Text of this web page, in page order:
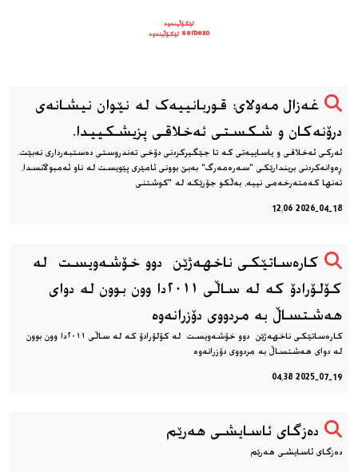
لێکۆڵینەوە
serbexo لێکۆڵینەوە
غەزال مەولای؛ قوربانییەک لە نێوان نیشانەی
درۆنەکان و شکستی ئەخلاقی پزیشکییدا.
ئەرکی ئەخلاقی و یاساییەتی کە تا جێگیرکردنی دۆخی تەندروستی دەستبەرداری نەبێت.
ڕەوانەکردنی بریندارێکی "سەرەمەرگ" بەبێ بوونی ئامێری پێویست لە ناو ئەمبوڵانسدا،
تەنها کەمتەرخەمی نییە، بەڵکو جۆرێکە لە "کوشتنی
2026-04-18 12:06
کارەساتێکی ناخهەژێن دوو خۆشەویست لە
کۆلۆرادۆ کە لە ساڵی ٢٠١١دا وون بوون لە دوای
هەشتساڵ بە مردووی دۆزرانەوە
کارەساتێکی ناخهەژێن دوو خۆشەویست لە کۆلۆرادۆ کە لە ساڵی ٢٠١١دا وون بوون
لە دوای هەشتساڵ بە مردووی دۆزرانەوە
2025-07-19 04:38
دەزگای ئاسایشی هەرێم
دەزگای ئاسایشی هەرێم